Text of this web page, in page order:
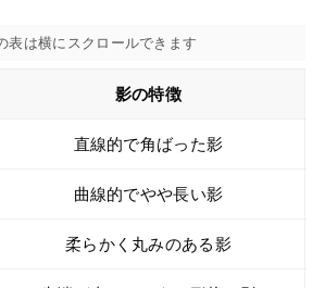
影の特徴
直線的で角ばった影
曲線的でやや長い影
柔らかく丸みのある影